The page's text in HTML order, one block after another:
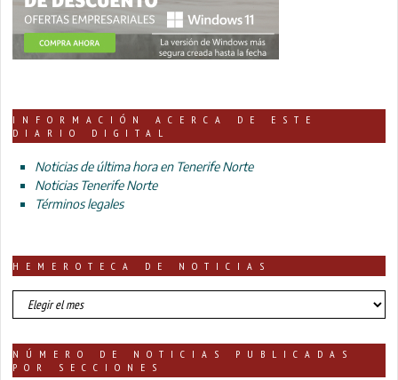
INFORMACIÓN ACERCA DE ESTE
DIARIO DIGITAL
Noticias de última hora en Tenerife Norte
Noticias Tenerife Norte
Términos legales
HEMEROTECA DE NOTICIAS
HEMEROTECA
DE
NÚMERO DE NOTICIAS PUBLICADAS
POR SECCIONES